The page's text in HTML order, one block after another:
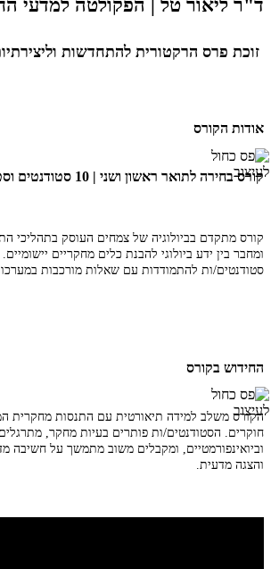
ד"ר ליאור טל | הפקולטה למדעי
זוכת פרס הרקטורית להתחדשות
אודות הקורס
קורס בחירה לתואר ראשון ושני | 10 סטודנטים וסטודנטיות
קורס מתקדם בביולוגיה של צמחים העוסק בתהליכי
ומחבר בין ידע ביולוגי להבנת כלים מחקריים
סטודנטים/ות להתמודדות עם שאלות מורכבות
החידוש בקורס
הקורס משלב למידה תיאורטית עם התנסות מחקרית
חוקרים. הסטודנטים/ות פותרים בעיות מחקר,
וביואינפורמטיים, ומקבלים משוב מתמשך על חשיבה
והצגה מדעית.